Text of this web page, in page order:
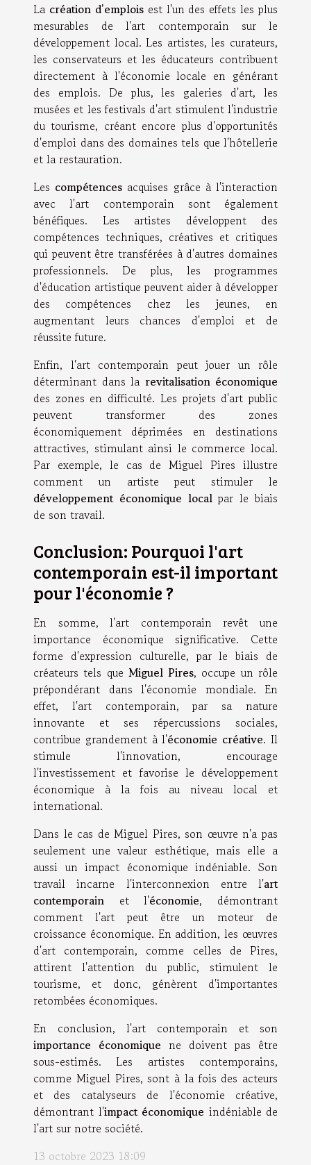
La création d'emploisest l'un des effets les plus
mesurables de l'art contemporain sur le
développement local. Les artistes, les curateurs,
les conservateurs et les éducateurs contribuent
directement à l'économie locale en générant
des emplois. De plus, les galeries d'art, les
musées et les festivals d'art stimulent l'industrie
du tourisme, créant encore plus d'opportunités
d'emploi dans des domaines tels que l'hôtellerie
et la restauration.
Les compétences acquises grâce à l'interaction
avec l'art contemporain sont également
bénéfiques. Les artistes développent des
compétences techniques, créatives et critiques
qui peuvent être transférées à d'autres domaines
professionnels. De plus, les programmes
d'éducation artistique peuvent aider à développer
des compétences chez les jeunes, en
augmentant leurs chances d'emploi et de
réussite future.
Enfin, l'art contemporain peut jouer un rôle
déterminant dans la revitalisation économique
des zones en difficulté. Les projets d'art public
peuvent transformer des zones
économiquement déprimées en destinations
attractives, stimulant ainsi le commerce local.
Par exemple, le cas de Miguel Pires illustre
comment un artiste peut stimuler le
développement économique localpar le biais
de son travail.
Conclusion: Pourquoi l'art
contemporain est-il important
pour l'économie ?
En somme, l'art contemporain revêt une
importance économique significative. Cette
forme d'expression culturelle, par le biais de
créateurs tels que Miguel Pires, occupe un rôle
prépondérant dans l'économie mondiale. En
effet, l'art contemporain, par sa nature
innovante et ses répercussions sociales,
contribue grandement à l'économie créative. Il
stimule l'innovation, encourage
l'investissement et favorise le développement
économique à la fois au niveau local et
international.
Dans le cas de Miguel Pires, son œuvre n'a pas
seulement une valeur esthétique, mais elle a
aussi un impact économique indéniable. Son
travail incarne l'interconnexion entre l'art
contemporain et l'économie, démontrant
comment l'art peut être un moteur de
croissance économique. En addition, les œuvres
d'art contemporain, comme celles de Pires,
attirent l'attention du public, stimulent le
tourisme, et donc, génèrent d'importantes
retombées économiques.
En conclusion, l'art contemporain et son
importance économique ne doivent pas être
sous-estimés. Les artistes contemporains,
comme Miguel Pires, sont à la fois des acteurs
et des catalyseurs de l'économie créative,
démontrant l'impact économique indéniable de
l'art sur notre société.
13 octobre 2023 18:09